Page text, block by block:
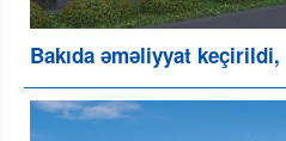
Bakıda əməliyyat keçirildi,